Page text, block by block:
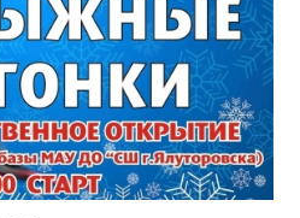
Читать